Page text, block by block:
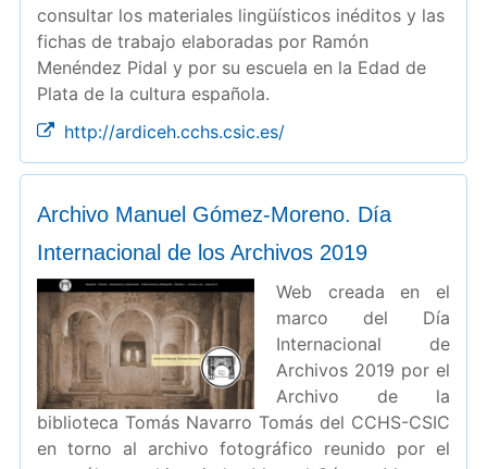
consultar los materiales lingüísticos inéditos y las
fichas de trabajo elaboradas por Ramón
Menéndez Pidal y por su escuela en la Edad de
Plata de la cultura española.
http://ardiceh.cchs.csic.es/
Archivo Manuel Gómez-Moreno. Día
Internacional de los Archivos 2019
Web creada en el
marco del Día
Internacional de
Archivos 2019 por el
Archivo de la
biblioteca Tomás Navarro Tomás del CCHS-CSIC
en torno al archivo fotográfico reunido por el